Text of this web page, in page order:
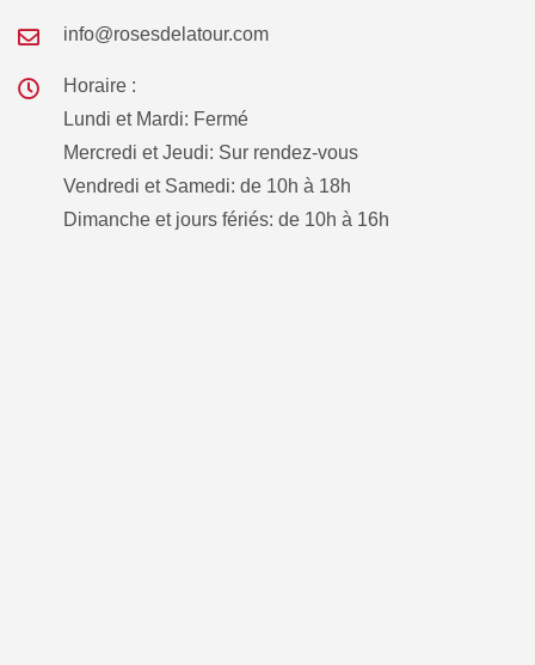
info@rosesdelatour.com
Horaire :
Lundi et Mardi: Fermé
Mercredi et Jeudi: Sur rendez-vous
Vendredi et Samedi: de 10h à 18h
Dimanche et jours fériés: de 10h à 16h